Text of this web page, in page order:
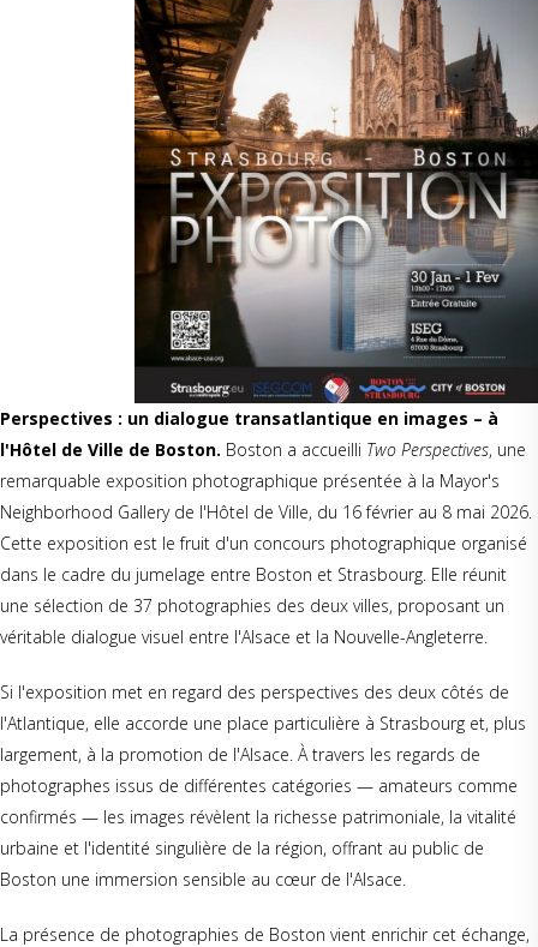
Perspectives : un dialogue transatlantique en images – à
l'Hôtel de Ville de Boston. Boston a accueilli Two Perspectives, une
remarquable exposition photographique présentée à la Mayor's
Neighborhood Gallery de l'Hôtel de Ville, du 16 février au 8 mai 2026.
Cette exposition est le fruit d'un concours photographique organisé
dans le cadre du jumelage entre Boston et Strasbourg. Elle réunit
une sélection de 37 photographies des deux villes, proposant un
véritable dialogue visuel entre l'Alsace et la Nouvelle-Angleterre.
Si l'exposition met en regard des perspectives des deux côtés de
l'Atlantique, elle accorde une place particulière à Strasbourg et, plus
largement, à la promotion de l'Alsace. À travers les regards de
photographes issus de différentes catégories — amateurs comme
confirmés — les images révèlent la richesse patrimoniale, la vitalité
urbaine et l'identité singulière de la région, offrant au public de
Boston une immersion sensible au cœur de l'Alsace.
La présence de photographies de Boston vient enrichir cet échange,